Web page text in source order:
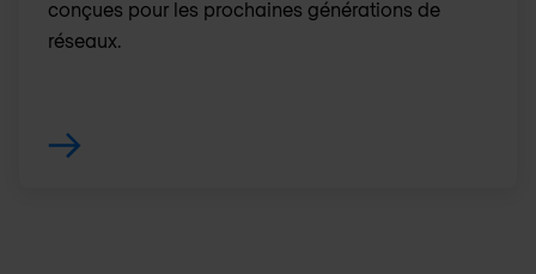
conçues pour les prochaines générations de
réseaux.